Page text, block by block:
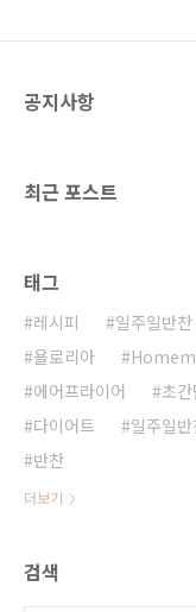
하세요! 욜로리아 입니다. 잠
짐하고 건강고 맛있게 일주일
공지사항
최근 포스트
태그
레시피 일주일반찬
욜로리아
에어프라이어
초
다이어트
일주일
반찬
더보기
검색